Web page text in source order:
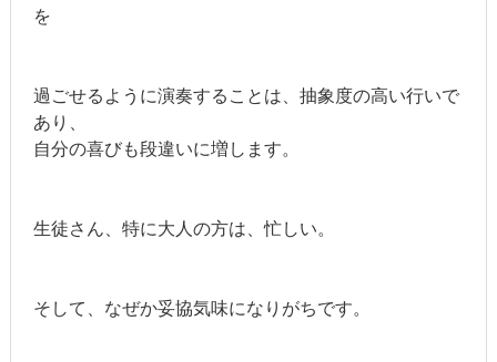
を
過ごせるように演奏することは、抽象度の高い行いで
あり、
自分の喜びも段違いに増します。
生徒さん、特に大人の方は、忙しい。
そして、なぜか妥協気味になりがちです。